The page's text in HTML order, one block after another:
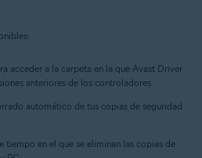
acceder a la carpeta en la que Avast Driver
anteriores de los controladores.
automático de tus copias de seguridad
tiempo en el que se eliminan las copias de